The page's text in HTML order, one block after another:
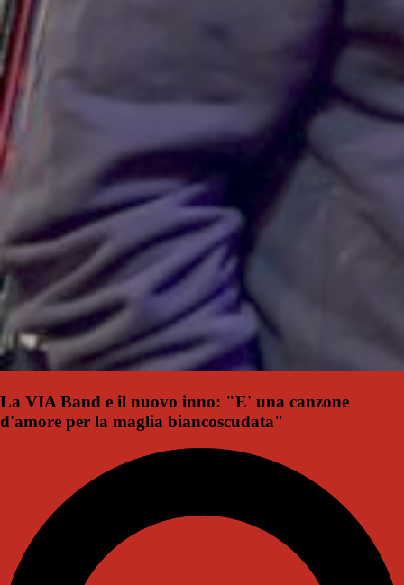
La VIA Band e il nuovo inno: "E' una canzone
d'amore per la maglia biancoscudata"